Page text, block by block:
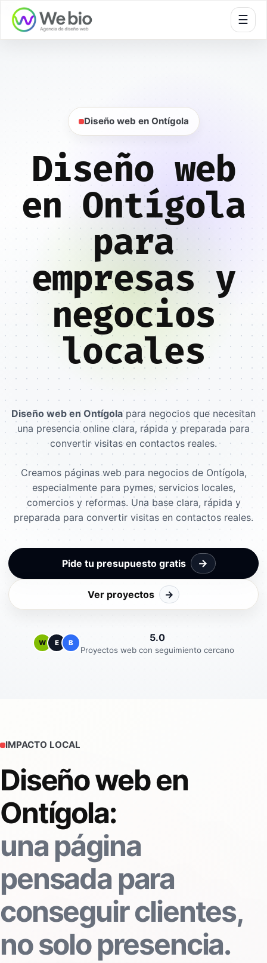
☰
Diseño web en Ontígola
Diseño web
en Ontígola
para
empresas y
negocios
locales
Diseño web en Ontígolapara negocios que necesitan
una presencia online clara, rápida y preparada para
convertir visitas en contactos reales.
Creamos páginas web para negocios de Ontígola,
especialmente para pymes, servicios locales,
comercios y reformas. Una base clara, rápida y
preparada para convertir visitas en contactos reales.
Pide tu presupuesto gratis →
Ver proyectos →
W E B 5.0
Proyectos web con seguimiento cercano
IMPACTO LOCAL
Diseño web en
Ontígola:
una página
pensada para
conseguir clientes,
no solo presencia.